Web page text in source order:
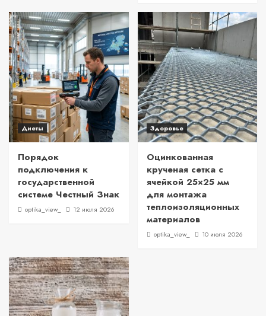
Диеты
Порядок
подключения к
государственной
системе Честный Знак
optika_view_ 12 июля 2026
Здоровье
Оцинкованная
крученая сетка с
ячейкой 25×25 мм
для монтажа
теплоизоляционных
материалов
optika_view_ 10 июля 2026